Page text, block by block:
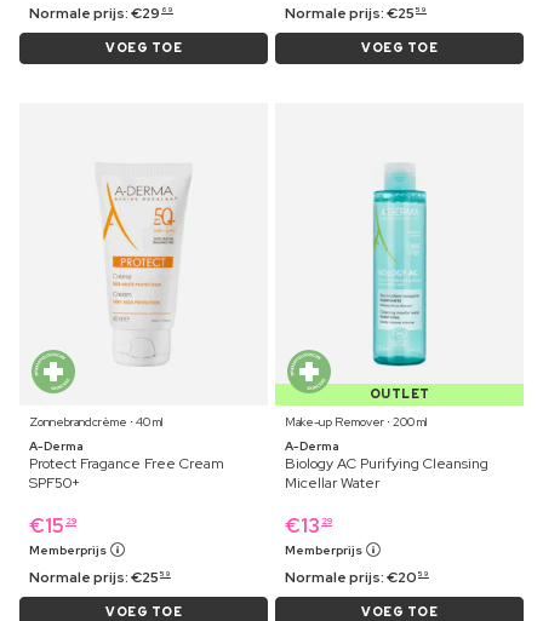
Normale prijs:€29 69
VOEG TOE
Normale prijs:€25 59
VOEG TOE
Zonnebrandcrème ⋅ 40 ml
A-Derma
Protect Fragance Free Cream
SPF50+
€15 29
Memberprijs
Normale prijs:€25 59
VOEG TOE
OUTLET
Make-up Remover ⋅ 200 ml
A-Derma
Biology AC Purifying Cleansing
Micellar Water
€13 29
Memberprijs
Normale prijs:€20 59
VOEG TOE